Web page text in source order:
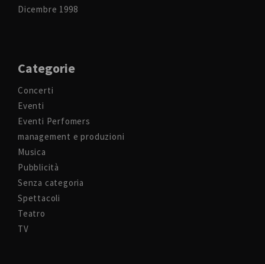
Dicembre 1998
Categorie
Concerti
Eventi
Eventi Perfomers
management e produzioni
Musica
Pubblicità
Senza categoria
Spettacoli
Teatro
TV